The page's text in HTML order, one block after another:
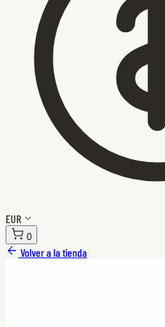
EUR
0
Volver a la tienda